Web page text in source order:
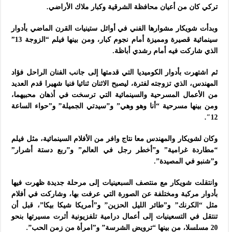
تركي كان من أعيان محافظة الشرقية وكبار ملاك الأراضي.
وبدأت شويكار مشوارها الفني في أوائل ستينيات القرن الماضي بأدوار
سينمائية قصيرة ومميزة أمام نجوم كبار، ومن بينها فيلم “الزوجة 13”
الذي شاركت فيه أمام رشدي أباظة.
ثم اشتهرت بأدوار الكوميديا التي قدمتها إلى جانب الفنان الراحل فؤاد
المهندس، الذي تزوجته لفترة، ليصبح الاثنان ثنائيا فنيا شهيرا قدم العديد
من الأعمال المسرحية والسينمائية التي ترسخت في أذهان محبيهما،
ومن بينها مسرحية “أنا وهو وهي” و”سيدتي الجميلة” و”حواء الساعة
12″.
وكان لشويكار والمهندس معا نتاج وافر من الأفلام السينمائية، مثل فيلم
“مطاردة غرامية” و”أخطر رجل في العالم” و”ربع دستة أشرار”
و”شنبو في المصيدة”.
وانتقلت شويكار مع منتصف السبعينيات إلى مرحلة جديدة ظهرت فيها
بأدوار مركبة ومختلفة عن الصورة التي عرفت بها، وشاركت في أفلام
مثل “الكرنك” و”طائر الليل الحزين” و”أمريكا شيكا بيكا”، قبل أن
تنتقل في التسعينيات إلى أعمال درامية تلفزيونية أثرت مسيرتها بنحو
20 مسلسلا، من بينها “ترويض الشرسة” و”امرأة من زمن الحب”.